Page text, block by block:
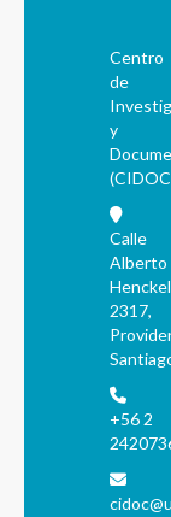
Centro
de
y
Calle
Alberto
Henckel
2317,
+56 2